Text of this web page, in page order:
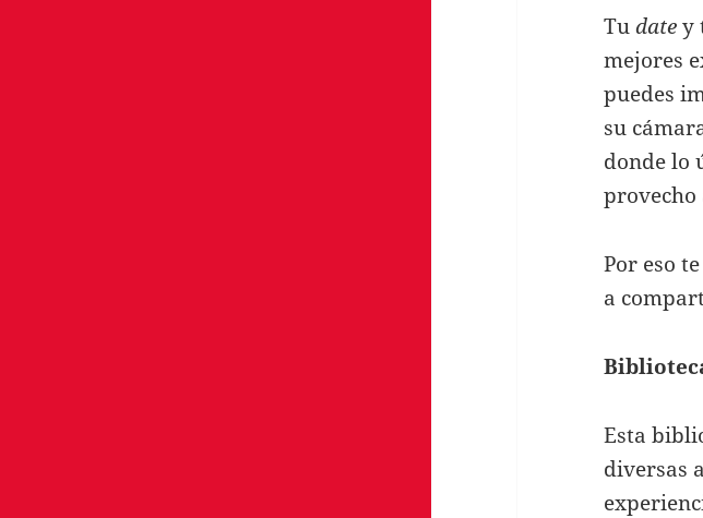
Tudatey
mejores
puedes
su
donde lo
Por eso
a
Esta
diversas